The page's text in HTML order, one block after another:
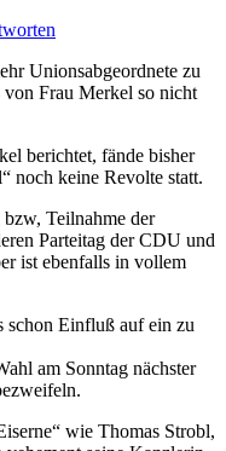
Unionsabgeordnete zu
Frau Merkel so nicht
berichtet, fände bisher
noch keine Revolte statt.
Teilnahme der
Parteitag der CDU und
ist ebenfalls in vollem
schon Einfluß auf ein zu
am Sonntag nächster
wie Thomas Strobl,